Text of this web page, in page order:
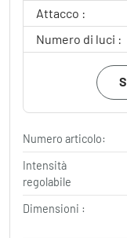
Attacco :
Numero di luci :
Numero articolo:
Intensità
regolabile
Dimensioni :